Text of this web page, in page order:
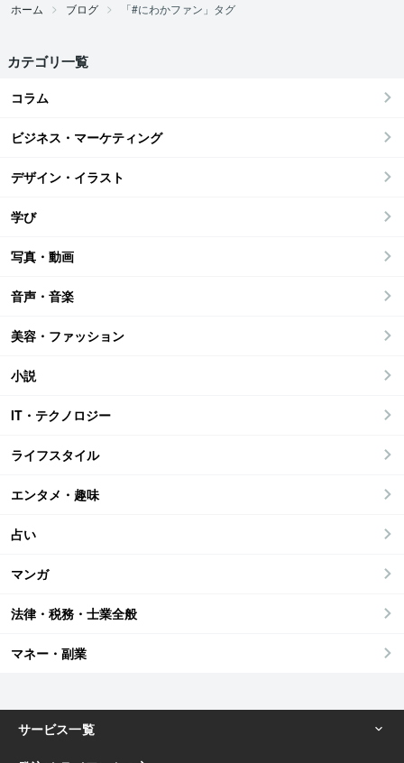
ホーム ブログ 「#にわかファン」タグ
カテゴリ一覧
コラム
ビジネス・マーケティング
デザイン・イラスト
学び
写真・動画
音声・音楽
美容・ファッション
小説
IT・テクノロジー
ライフスタイル
エンタメ・趣味
占い
マンガ
法律・税務・士業全般
マネー・副業